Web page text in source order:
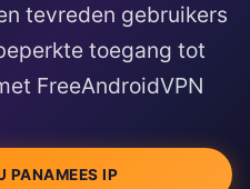
tevreden gebruikers
toegang tot
FreeAndroidVPN
PANAMEES IP